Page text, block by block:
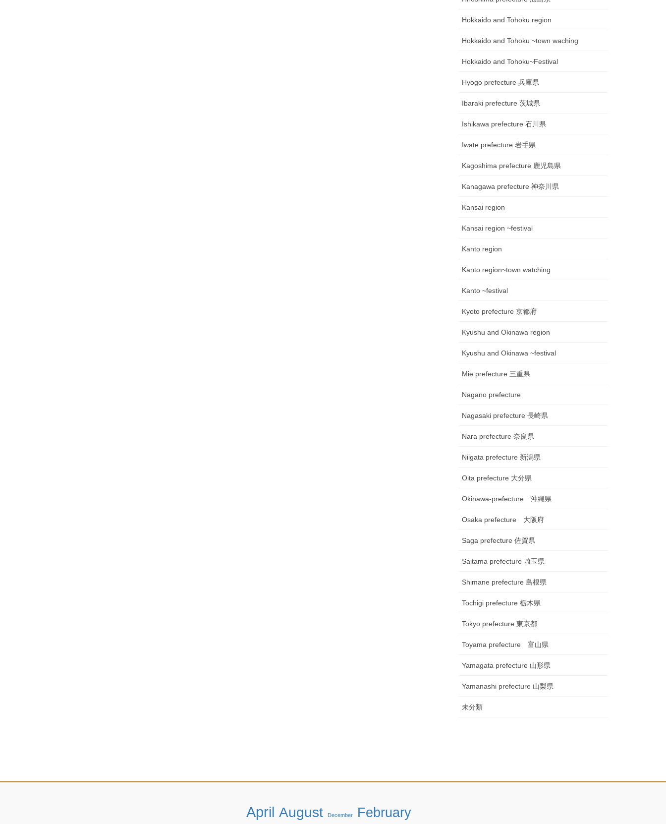
Hokkaido and Tohoku region
Hokkaido and Tohoku ~town waching
Hokkaido and Tohoku~Festival
Hyogo prefecture 兵庫県
Ibaraki prefecture 茨城県
Ishikawa prefecture 石川県
Iwate prefecture 岩手県
Kagoshima prefecture 鹿児島県
Kanagawa prefecture 神奈川県
Kansai region
Kansai region ~festival
Kanto region
Kanto region~town watching
Kanto ~festival
Kyoto prefecture 京都府
Kyushu and Okinawa region
Kyushu and Okinawa ~festival
Mie prefecture 三重県
Nagano prefecture
Nagasaki prefecture 長崎県
Nara prefecture 奈良県
Niigata prefecture 新潟県
Oita prefecture 大分県
Okinawa-prefecture 沖縄県
Osaka prefecture 大阪府
Saga prefecture 佐賀県
Saitama prefecture 埼玉県
Shimane prefecture 島根県
Tochigi prefecture 栃木県
Tokyo prefecture 東京都
Toyama prefecture 富山県
Yamagata prefecture 山形県
Yamanashi prefecture 山梨県
未分類
April August December February